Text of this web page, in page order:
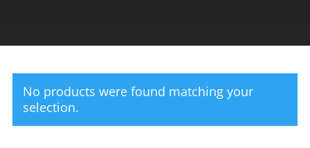
No products were found matching your
selection.